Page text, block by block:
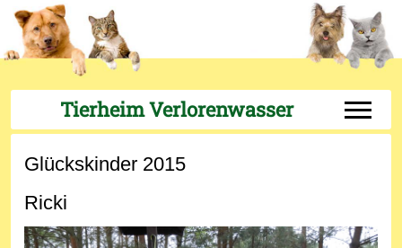
Tierheim Verlorenwasser Off-
Glückskinder 2015
Ricki